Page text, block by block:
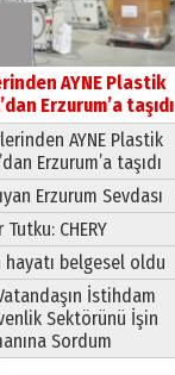
çekmemeli!
Orhan BOZKURT
bir şehir, bir
Dizginler kimin
elinde?
31 Mart 2026 Salı
A. Berhan Yılmaz
DEĞİL, BİR ÖMÜR
“NEDEN
ÜNİVERSİTESİ?”
28 Temmuz 2026 Salı
Gökhan YAZICI
Yesevi’den bir
”Reisimiz” idi…
Hakka yürüdü.!
26 Mart 2026 Perşembe
AYNE Plastik
Erzurum’a taşıdı
AYNE Plastik
Erzurum’a taşıdı
Erzurum Sevdası
CHERY
hayatı belgesel oldu
İstihdam
Sektörünü İşin
Sordum